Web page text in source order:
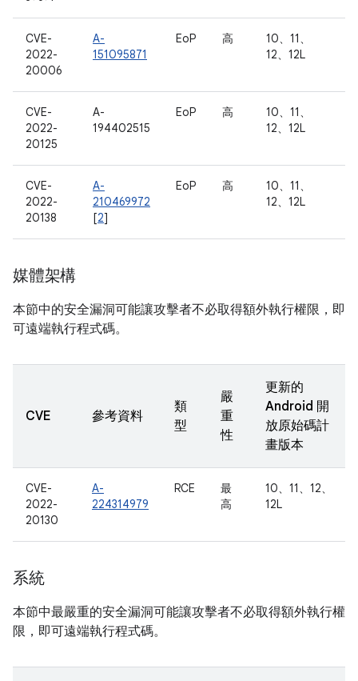
CVE-
2022-
20006
A-
151095871
EoP 高
10、11、
12、12L
CVE-
2022-
20125
A-
194402515
EoP 高
10、11、
12、12L
CVE-
2022-
20138
A-
210469972
[2]
EoP 高
10、11、
12、12L
媒體架構
本節中的安全漏洞可能讓攻擊者不必取得額外執行權限，即
可遠端執行程式碼。
CVE 參考資料
類
型
嚴
重
性
更新的
Android 開
放原始碼計
畫版本
CVE-
2022-
20130
A-
224314979
RCE
最
高
10、11、12、
12L
系統
本節中最嚴重的安全漏洞可能讓攻擊者不必取得額外執行權
限，即可遠端執行程式碼。